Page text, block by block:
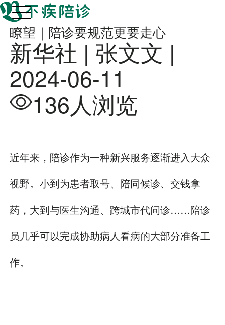
瞭望｜陪诊要规范更要走心
新华社 | 张文文 |
2024-06-11
136人浏览
近年来，陪诊作为一种新兴服务逐渐进入大众
视野。小到为患者取号、陪同候诊、交钱拿
药，大到与医生沟通、跨城市代问诊……陪诊
员几乎可以完成协助病人看病的大部分准备工
作。